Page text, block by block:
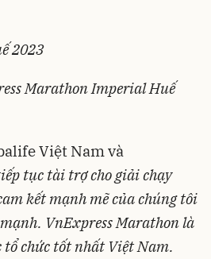
2023
Marathon Imperial Huế
Việt Nam và
tục tài trợ cho giải chạy
kết mạnh mẽ của chúng tôi
VnExpress Marathon là
chức tốt nhất Việt Nam.